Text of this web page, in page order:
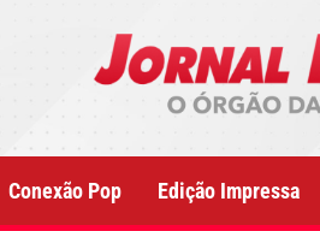
Conexão Pop Edição Impressa